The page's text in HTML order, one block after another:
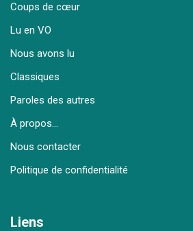
Coups de cœur
Lu en VO
Nous avons lu
Classiques
Paroles des autres
À propos…
Nous contacter
Politique de confidentialité
Liens